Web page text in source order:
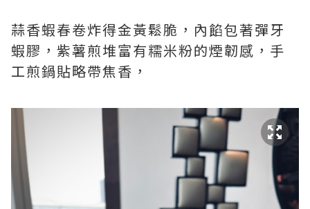
蒜香蝦春卷炸得金黃鬆脆，內餡包著彈牙
蝦膠，紫薯煎堆富有糯米粉的煙韌感，手
工煎鍋貼略帶焦香，